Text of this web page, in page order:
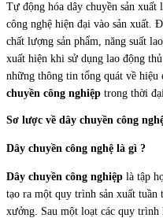
Tự động hóa dây chuyền sản
công nghệ hiện đại vào sản xuất.
chất lượng sản phẩm, năng suất
xuất hiện khi sử dụng lao động
những thông tin tổng quát về hiệu
chuyền công nghiệp trong thời
Sơ lược về dây chuyền công
Dây chuyền công nghệ là gì ?
Dây chuyền công nghiệp là tập
tạo ra một quy trình sản xuất tuần
xưởng. Sau một loạt các quy trình